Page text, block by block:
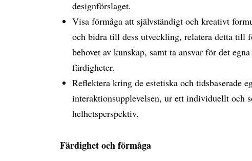
designförslaget.
Visa förmåga att självständigt och kreativt
och bidra till dess utveckling, relatera detta till
behovet av kunskap, samt ta ansvar för det
färdigheter.
Reflektera kring de estetiska och tidsbaserade
interaktionsupplevelsen, ur ett individuellt och
helhetsperspektiv.
Färdighet och förmåga